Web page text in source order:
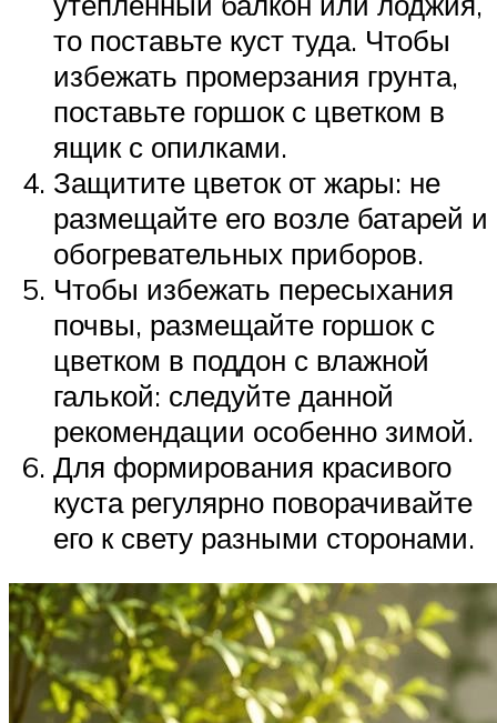
то поставьте куст туда. Чтобы
избежать промерзания грунта,
поставьте горшок с цветком в
ящик с опилками.
Защитите цветок от жары: не
размещайте его возле батарей и
обогревательных приборов.
Чтобы избежать пересыхания
почвы, размещайте горшок с
цветком в поддон с влажной
галькой: следуйте данной
рекомендации особенно зимой.
Для формирования красивого
куста регулярно поворачивайте
его к свету разными сторонами.